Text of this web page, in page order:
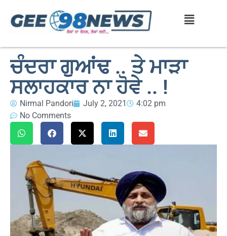
ਚੰਦਰਾ ਗੁਆਂਢ .. ਤੇ ਮਾੜਾ
ਸਲਾਹਕਾਰ ਨਾ ਹੋਵੇ .. !
Nirmal Pandori July 2, 2021
4:02 pm
No Comments